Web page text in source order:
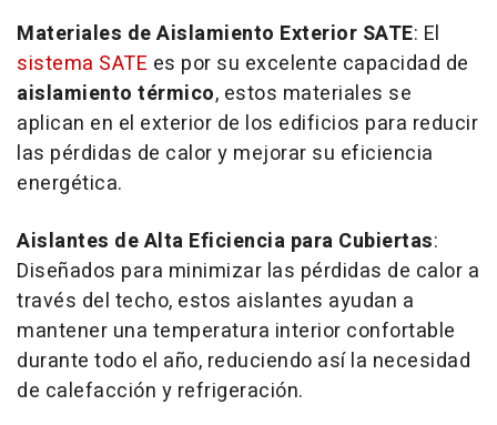
Materiales de Aislamiento Exterior SATE: El
sistema SATE es por su excelente capacidad de
aislamiento térmico, estos materiales se
aplican en el exterior de los edificios para reducir
las pérdidas de calor y mejorar su eficiencia
energética.
Aislantes de Alta Eficiencia para Cubiertas:
Diseñados para minimizar las pérdidas de calor a
través del techo, estos aislantes ayudan a
mantener una temperatura interior confortable
durante todo el año, reduciendo así la necesidad
de calefacción y refrigeración.